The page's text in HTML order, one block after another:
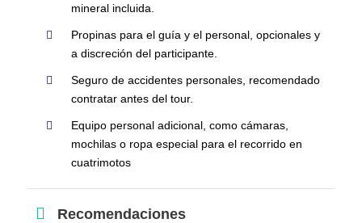
mineral incluida.
Propinas para el guía y el personal, opcionales y
a discreción del participante.
Seguro de accidentes personales, recomendado
contratar antes del tour.
Equipo personal adicional, como cámaras,
mochilas o ropa especial para el recorrido en
cuatrimotos
Recomendaciones